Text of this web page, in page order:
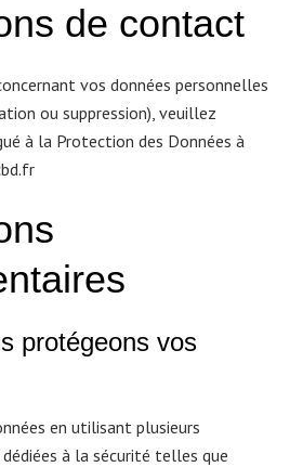
de contact
vos données personnelles
ou suppression), veuillez
à la Protection des Données à
protégeons vos
en utilisant plusieurs
à la sécurité telles que